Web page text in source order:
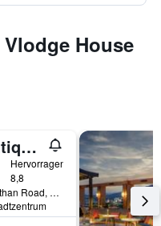
House
Syn Boutique Hotel
Hervorragend
8,8
14/28 Cholprathan Road, Chiang Mai, Thailand